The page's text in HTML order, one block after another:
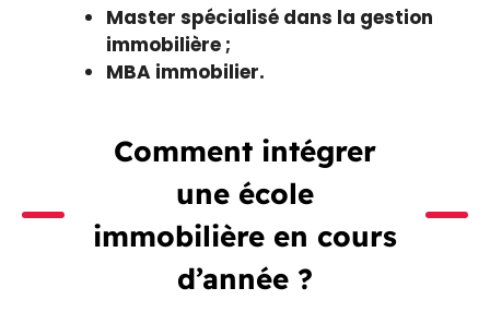
Master spécialisé dans la gestion
immobilière ;
MBA immobilier.
Comment intégrer
une école
immobilière en cours
d’année ?